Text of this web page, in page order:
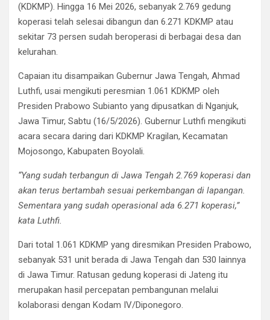
(KDKMP). Hingga 16 Mei 2026, sebanyak 2.769 gedung
koperasi telah selesai dibangun dan 6.271 KDKMP atau
sekitar 73 persen sudah beroperasi di berbagai desa dan
kelurahan.
Capaian itu disampaikan Gubernur Jawa Tengah, Ahmad
Luthfi, usai mengikuti peresmian 1.061 KDKMP oleh
Presiden Prabowo Subianto yang dipusatkan di Nganjuk,
Jawa Timur, Sabtu (16/5/2026). Gubernur Luthfi mengikuti
acara secara daring dari KDKMP Kragilan, Kecamatan
Mojosongo, Kabupaten Boyolali.
“Yang sudah terbangun di Jawa Tengah 2.769 koperasi dan
akan terus bertambah sesuai perkembangan di lapangan.
Sementara yang sudah operasional ada 6.271 koperasi,”
kata Luthfi.
Dari total 1.061 KDKMP yang diresmikan Presiden Prabowo,
sebanyak 531 unit berada di Jawa Tengah dan 530 lainnya
di Jawa Timur. Ratusan gedung koperasi di Jateng itu
merupakan hasil percepatan pembangunan melalui
kolaborasi dengan Kodam IV/Diponegoro.